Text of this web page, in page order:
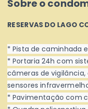
Sobre o
RESERVAS DO LAGO
* Pista de caminhada
* Portaria 24h com
câmeras de
sensores
* Pavimentação com